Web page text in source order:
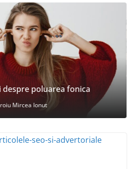
au autoturismele BMW?
Mircea Ionut